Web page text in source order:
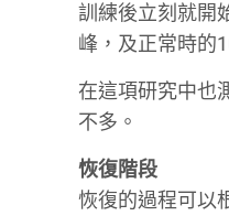
訓練後立刻就開
峰，及正常時的
在這項研究中也
不多。
恢復階段
恢復的過程可以